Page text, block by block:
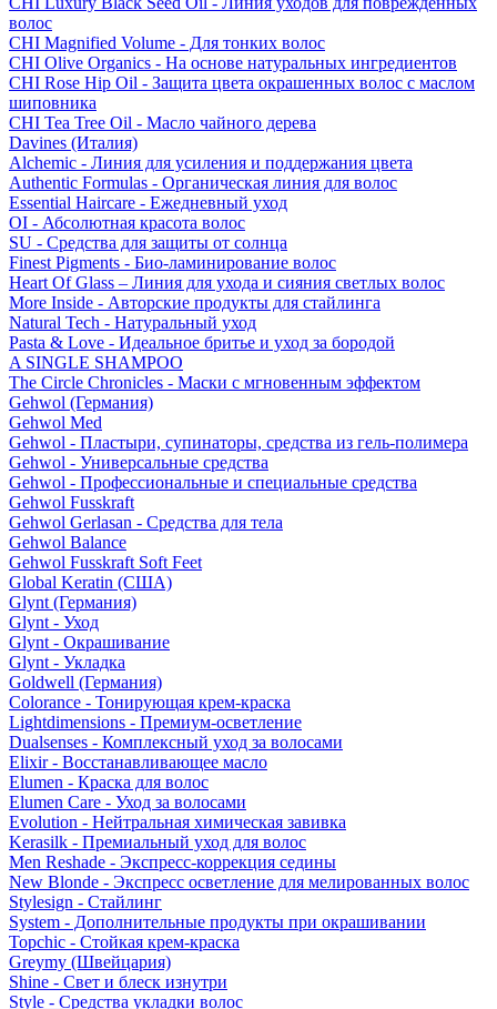
волос
CHI Magnified Volume - Для тонких волос
CHI Olive Organics - На основе натуральных ингредиентов
CHI Rose Hip Oil - Защита цвета окрашенных волос с маслом
шиповника
CHI Tea Tree Oil - Масло чайного дерева
Davines (Италия)
Alchemic - Линия для усиления и поддержания цвета
Authentic Formulas - Органическая линия для волос
Essential Haircare - Eжедневный уход
OI - Абсолютная красота волос
SU - Средства для защиты от солнца
Finest Pigments - Био-ламинирование волос
Heart Of Glass – Линия для ухода и сияния светлых волос
More Inside - Авторские продукты для стайлинга
Natural Tech - Натуральный уход
Pasta & Love - Идеальное бритье и уход за бородой
A SINGLE SHAMPOO
The Circle Chronicles - Маски с мгновенным эффектом
Gehwol (Германия)
Gehwol Med
Gehwol - Пластыри, супинаторы, средства из гель-полимера
Gehwol - Универсальные средства
Gehwol - Профессиональные и специальные средства
Gehwol Fusskraft
Gehwol Gerlasan - Средства для тела
Gehwol Balance
Gehwol Fusskraft Soft Feet
Global Keratin (США)
Glynt (Германия)
Glynt - Уход
Glynt - Окрашивание
Glynt - Укладка
Goldwell (Германия)
Colorance - Тонирующая крем-краска
Lightdimensions - Премиум-осветление
Dualsenses - Комплексный уход за волосами
Elixir - Восстанавливающее масло
Elumen - Краска для волос
Elumen Care - Уход за волосами
Evolution - Нейтральная химическая завивка
Kerasilk - Премиальный уход для волос
Men Reshade - Экспресс-коррекция седины
New Blonde - Экспресс осветление для мелированных волос
Stylesign - Стайлинг
System - Дополнительные продукты при окрашивании
Topchic - Стойкая крем-краска
Greymy (Швейцария)
Shine - Свет и блеск изнутри
Style - Средства укладки волос